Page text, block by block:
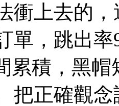
衝上去的
單，跳出
累積，黑
把正確觀